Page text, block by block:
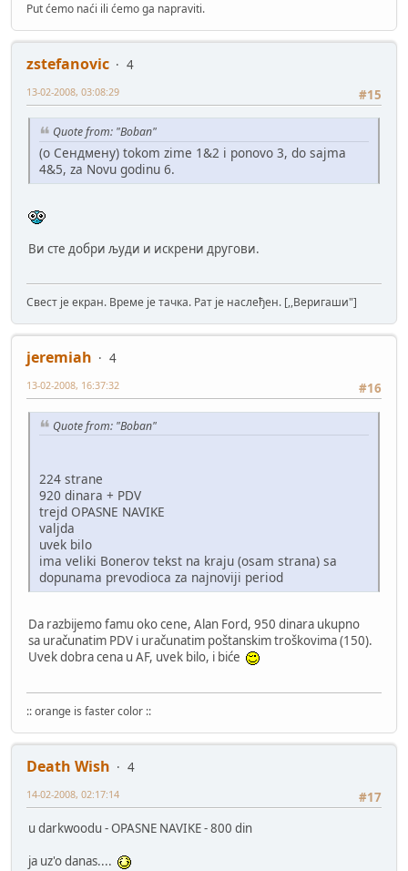
Put ćemo naći ili ćemo ga napraviti.
zstefanovic
4
#15
13-02-2008, 03:08:29
Quote from: "Boban"
(о Сендмену) tokom zime 1&2 i ponovo 3, do sajma
4&5, za Novu godinu 6.
Ви сте добри људи и искрени другови.
Свест је екран. Време је тачка. Рат је наслеђен. [,,Веригаши"]
jeremiah
4
#16
13-02-2008, 16:37:32
Quote from: "Boban"
224 strane
920 dinara + PDV
trejd OPASNE NAVIKE
valjda
uvek bilo
ima veliki Bonerov tekst na kraju (osam strana) sa
dopunama prevodioca za najnoviji period
Da razbijemo famu oko cene, Alan Ford, 950 dinara ukupno
sa uračunatim PDV i uračunatim poštanskim troškovima (150).
Uvek dobra cena u AF, uvek bilo, i biće
:: orange is faster color ::
Death Wish
4
#17
14-02-2008, 02:17:14
u darkwoodu - OPASNE NAVIKE - 800 din
ja uz'o danas....